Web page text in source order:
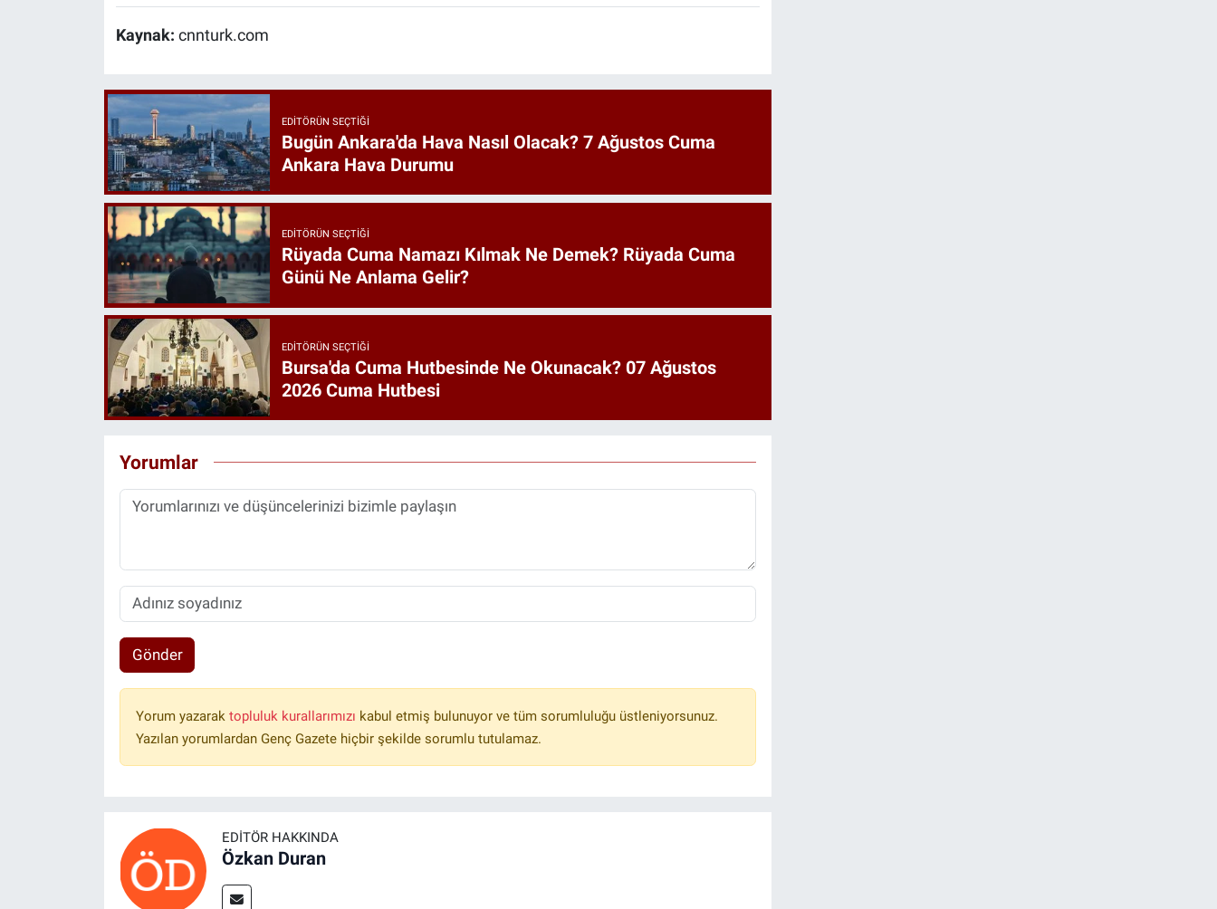
Kaynak: cnnturk.com
EDITÖRÜN SEÇTIĞI
Bugün Ankara'da Hava Nasıl Olacak? 7 Ağustos Cuma
Ankara Hava Durumu
EDITÖRÜN SEÇTIĞI
Rüyada Cuma Namazı Kılmak Ne Demek? Rüyada Cuma
Günü Ne Anlama Gelir?
EDITÖRÜN SEÇTIĞI
Bursa'da Cuma Hutbesinde Ne Okunacak? 07 Ağustos
2026 Cuma Hutbesi
Yorumlar
Gönder
Yorum yazarak topluluk kurallarımızı kabul etmiş bulunuyor ve tüm sorumluluğu üstleniyorsunuz.
Yazılan yorumlardan Genç Gazete hiçbir şekilde sorumlu tutulamaz.
EDITÖR HAKKINDA
Özkan Duran